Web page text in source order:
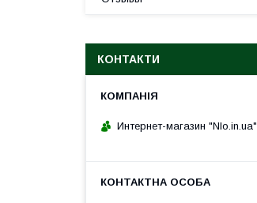
КОНТАКТИ
Интернет-магазин "Nlo.in.ua"